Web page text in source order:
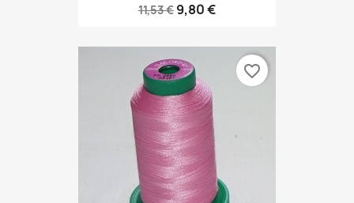
11,53 € 9,80 €
favorite_border